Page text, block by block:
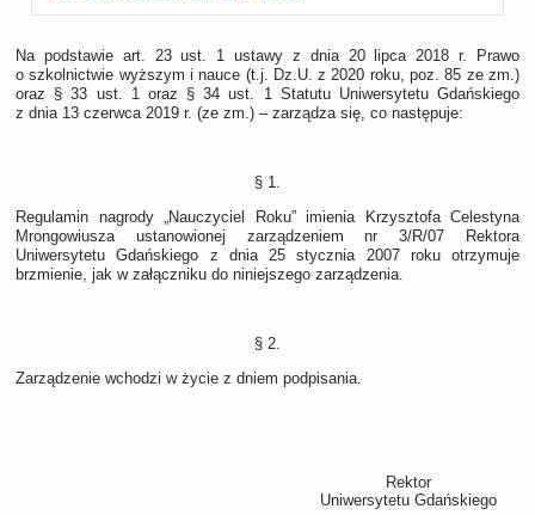
Na podstawie art. 23 ust. 1 ustawy z dnia 20 lipca 2018 r. Prawo
o szkolnictwie wyższym i nauce (t.j. Dz.U. z 2020 roku, poz. 85 ze zm.)
oraz § 33 ust. 1 oraz § 34 ust. 1 Statutu Uniwersytetu Gdańskiego
z dnia 13 czerwca 2019 r. (ze zm.) – zarządza się, co następuje:
§ 1.
Regulamin nagrody „Nauczyciel Roku” imienia Krzysztofa Celestyna
Mrongowiusza ustanowionej zarządzeniem nr 3/R/07 Rektora
Uniwersytetu Gdańskiego z dnia 25 stycznia 2007 roku otrzymuje
brzmienie, jak w załączniku do niniejszego zarządzenia.
§ 2.
Zarządzenie wchodzi w życie z dniem podpisania.
Rektor
Uniwersytetu Gdańskiego